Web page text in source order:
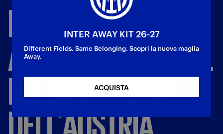
EUROPEI,
ARNAUTOVICINGOL
NELLAVITTORIA
DELL'AUSTRIA
INTER AWAY KIT 26-27
Different Fields. Same Belonging. Scopri la nuova maglia
Away.
ACQUISTA